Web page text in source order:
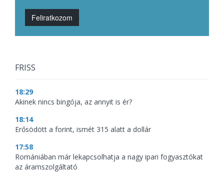
Feliratkozom
FRISS
18:29
Akinek nincs bingója, az annyit is ér?
18:14
Erősödött a forint, ismét 315 alatt a dollár
17:58
Romániában már lekapcsolhatja a nagy ipari fogyasztókat
az áramszolgáltató